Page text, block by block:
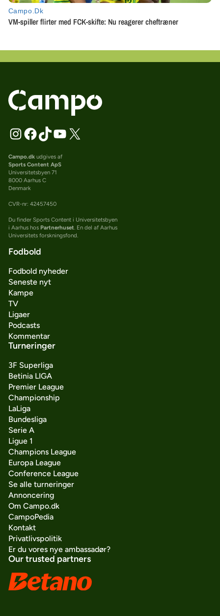
Campo.dkudgives af
Sports Content ApS
Universitetsbyen 71
8000 Aarhus C
Denmark
CVR-nr: 42457450
Du finder Sports Content i Universitetsbyen
i Aarhus hos Partnerhuset . En del af Aarhus
Universitets forskningsfond.
Fodbold
Fodbold nyheder
Seneste nyt
Kampe
TV
Ligaer
Podcasts
Kommentar
Turneringer
3F Superliga
Betinia LIGA
Premier League
Championship
LaLiga
Bundesliga
Serie A
Ligue 1
Champions League
Europa League
Conference League
Se alle turneringer
Annoncering
Om Campo.dk
CampoPedia
Kontakt
Privatlivspolitik
Er du vores nye ambassadør?
Our trusted partners